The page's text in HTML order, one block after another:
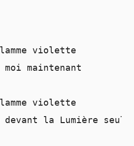
violette
maintenant
violette
la Lumière seule